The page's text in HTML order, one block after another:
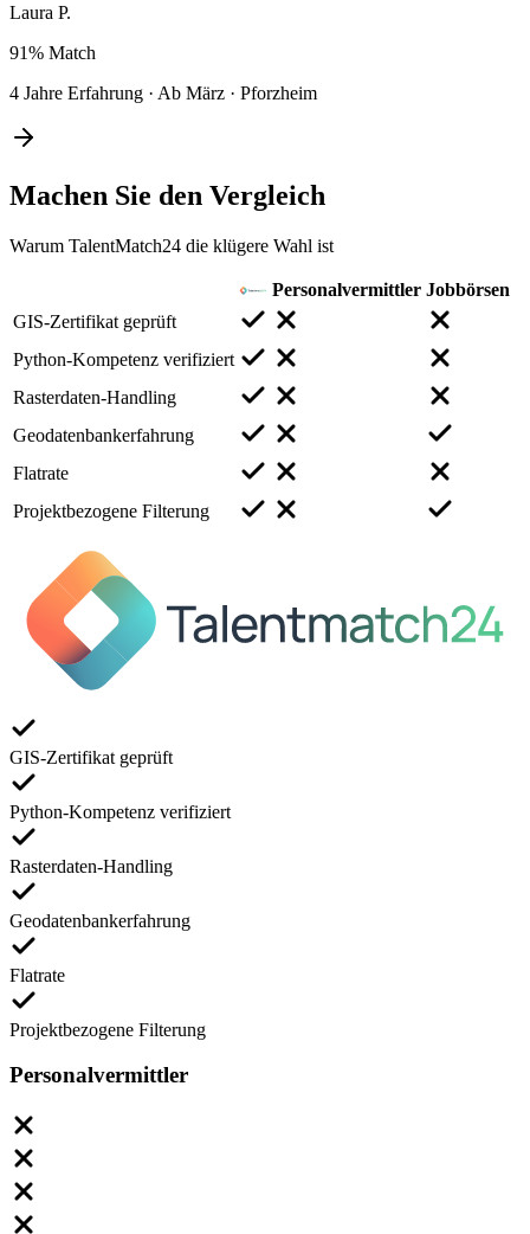
Laura P.
91% Match
4 Jahre Erfahrung · Ab März · Pforzheim
Machen Sie den Vergleich
Warum TalentMatch24 die klügere Wahl ist
Personalvermittler Jobbörsen
GIS-Zertifikat geprüft
Python-Kompetenz verifiziert
Rasterdaten-Handling
Geodatenbankerfahrung
Flatrate
Projektbezogene Filterung
GIS-Zertifikat geprüft
Python-Kompetenz verifiziert
Rasterdaten-Handling
Geodatenbankerfahrung
Flatrate
Projektbezogene Filterung
Personalvermittler